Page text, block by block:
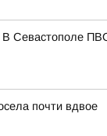
В Севастополе
почти вдвое